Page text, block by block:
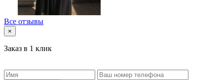
Все отзывы
×
Заказ в 1 клик